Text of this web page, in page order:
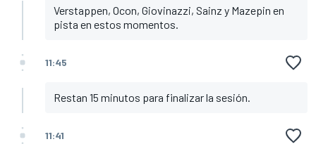
Verstappen, Ocon, Giovinazzi, Sainz y Mazepin en
pista en estos momentos.
11:45
Restan 15 minutos para finalizar la sesión.
11:41